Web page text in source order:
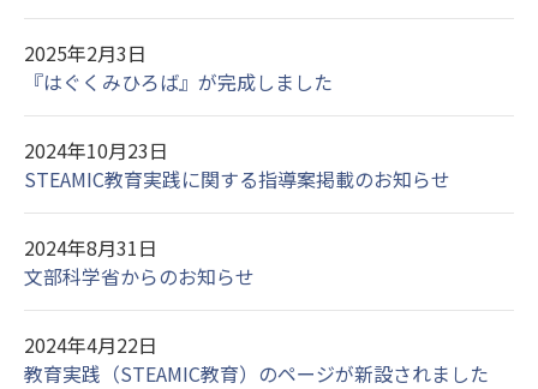
2025年2月3日
『はぐくみひろば』が完成しました
2024年10月23日
STEAMIC教育実践に関する指導案掲載のお知らせ
2024年8月31日
文部科学省からのお知らせ
2024年4月22日
教育実践（STEAMIC教育）のページが新設されました